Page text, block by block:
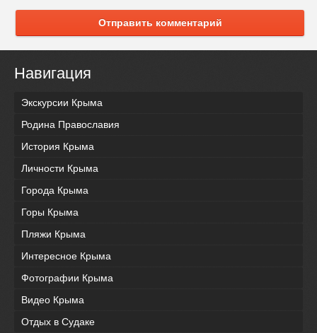
Отправить комментарий
Навигация
Экскурсии Крыма
Родина Православия
История Крыма
Личности Крыма
Города Крыма
Горы Крыма
Пляжи Крыма
Интересное Крыма
Фотографии Крыма
Видео Крыма
Отдых в Судаке